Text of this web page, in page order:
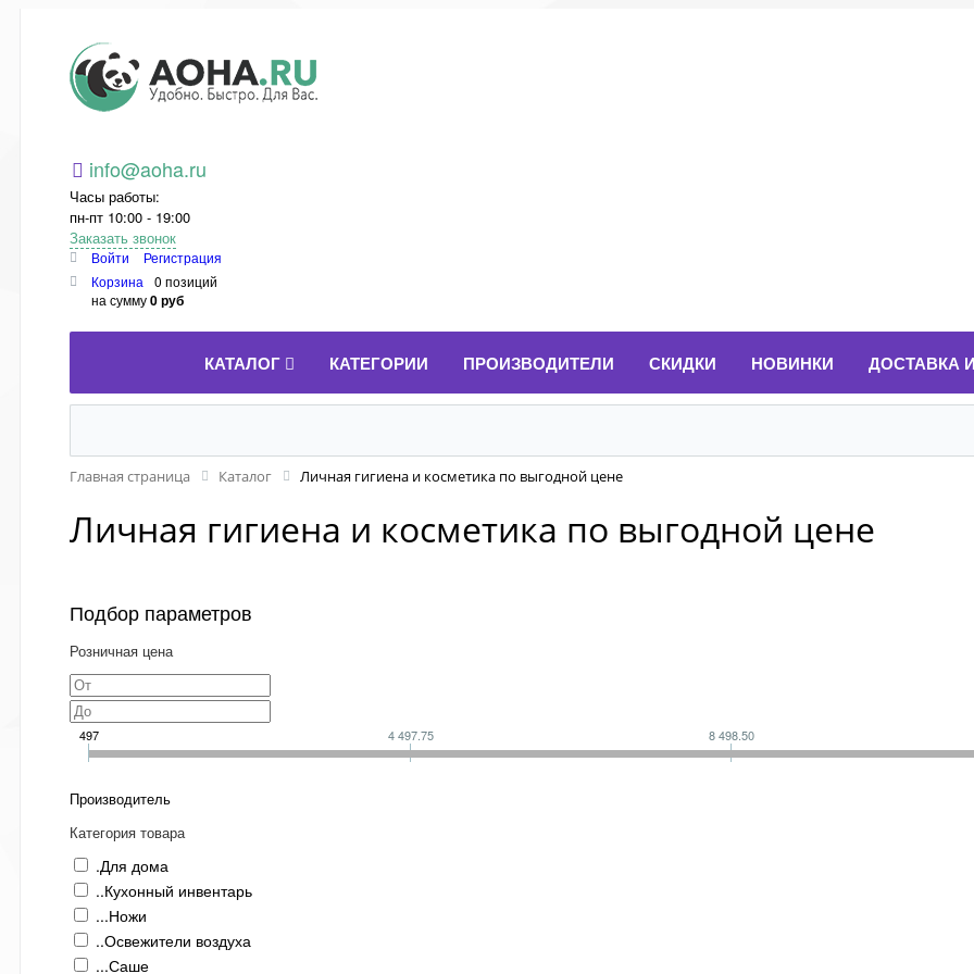
Aoha.ru
info@aoha.ru
Часы работы:
пн-пт 10:00 - 19:00
Заказать звонок
Войти
Регистрация
Корзина
0 позиций
на сумму0 руб
КАТАЛОГ КАТЕГОРИИ ПРОИЗВОДИТЕЛИ СКИДКИ НОВИНКИ ДОСТАВКА
Главная страница Каталог Личная гигиена и косметика по выгодной цене
Личная гигиена и косметика по выгодной цене
Подбор параметров
Розничная цена
497 4 497.75 8 498.50
Производитель
Категория товара
.Для дома
..Кухонный инвентарь
...Ножи
..Освежители воздуха
...Саше